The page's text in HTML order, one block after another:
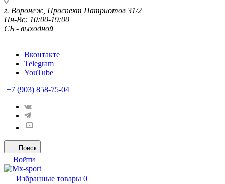
г. Воронеж, Проспект Патриотов 31/2
Пн-Вс: 10:00-19:00
СБ - выходной
Вконтакте
Telegram
YouTube
+7 (903) 858-75-04
Поиск
Войти
Избранные товары 0